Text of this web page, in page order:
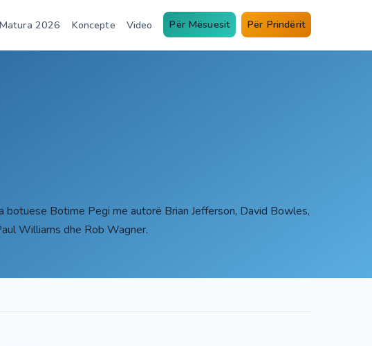
Matura 2026 Koncepte Video Për Mësuesit Për Prindërit
Botime Pegi me autorë Brian Jefferson, David Bowles,
Williams dhe Rob Wagner.